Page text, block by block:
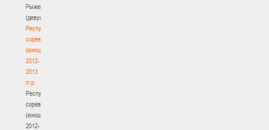
Рыженкова
(девушки)
Республиканские
соревнования
(юноши)
2012-
2013
гг.р.
Республиканские
соревнования
(юноши)
2012-